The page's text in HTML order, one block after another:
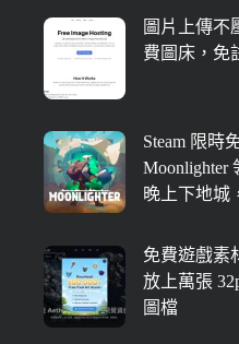
圖片上傳不
費圖床，免
Steam 限時
Moonlighter
晚上下地城
免費遊戲素
放上萬張
圖檔